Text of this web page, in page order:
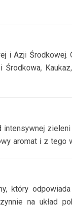
Azji
aromat i z
który
na układ